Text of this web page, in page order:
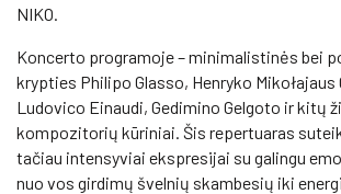
NIKO.
Koncerto programoje – minimalistinės bei
krypties Philipo Glasso, Henryko Mikołajaus
Ludovico Einaudi, Gedimino Gelgoto ir kitų
kompozitorių kūriniai. Šis repertuaras
tačiau intensyviai ekspresijai su galingu
nuo vos girdimų švelnių skambesių iki